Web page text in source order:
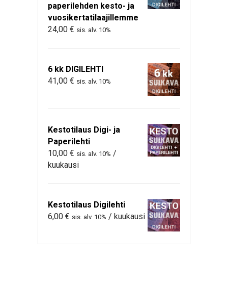
paperilehden kesto- ja
vuosikertatilaajillemme
24,00 € sis. alv. 10%
6 kk DIGILEHTI
41,00 € sis. alv. 10%
Kestotilaus Digi- ja
Paperilehti
10,00 € sis. alv. 10% /
kuukausi
Kestotilaus Digilehti
6,00 € sis. alv. 10% / kuukausi